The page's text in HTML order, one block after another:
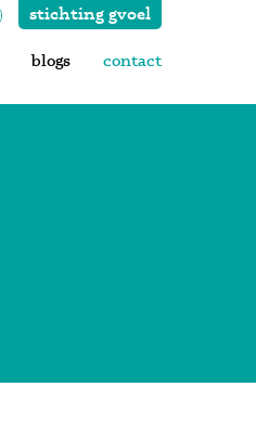
stichting gvoel
blogs contact